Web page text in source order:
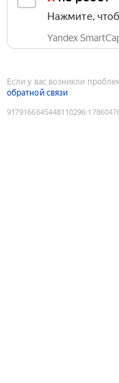
Нажмите,
Yandex
Если у вас возникли
обратной связи
9179166645448110296: